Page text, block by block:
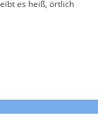
es heiß, örtlich